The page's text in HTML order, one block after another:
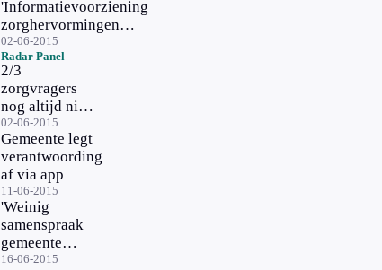
'Informatievoorziening
zorghervormingen
moet en kan beter'
02-06-2015
Radar Panel
2/3
zorgvragers
nog altijd niet
geïnformeerd
over
veranderingen
02-06-2015
Gemeente legt
verantwoording
af via app
11-06-2015
'Weinig
samenspraak
gemeenten
en zieken'
16-06-2015